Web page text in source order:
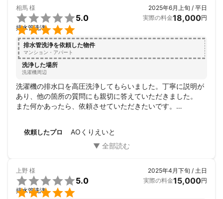
相馬 様


5.0
排水管洗浄
2025年6月上旬 / 平日
実際の料金18,000円
排水管洗浄を依頼した物件
マンション・アパート
洗浄した場所
洗濯機周辺
洗濯機の排水口を高圧洗浄してもらいました。丁寧に説明が
あり、他の箇所の質問にも親切に答えていただきました。
また何かあったら、依頼させていただきたいです。
依頼したプロ AOくりえいと
上野 様


5.0
排水管洗浄
2025年4月下旬 / 土日
実際の料金15,000円